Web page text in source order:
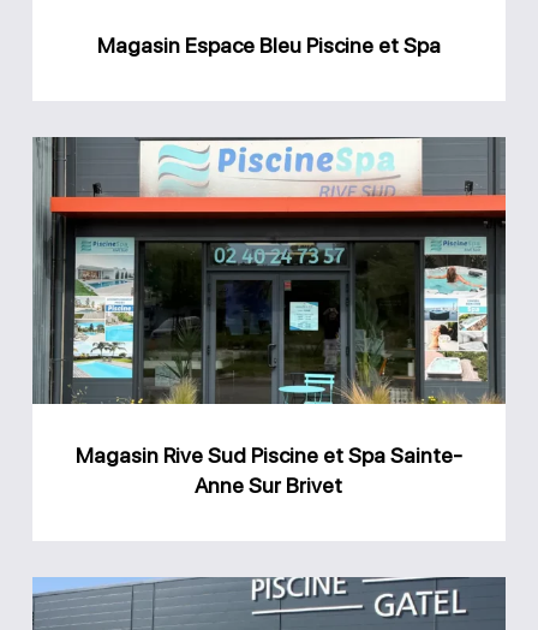
Magasin Espace Bleu Piscine et Spa
Magasin
Rive
Sud
Piscine
et
Spa
Sainte-
Sur
Magasin Rive Sud Piscine et Spa Sainte-
Anne Sur Brivet
Magasin